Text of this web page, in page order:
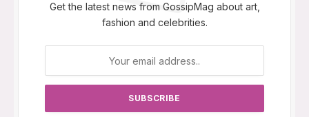
Get the latest news from GossipMag about art,
fashion and celebrities.